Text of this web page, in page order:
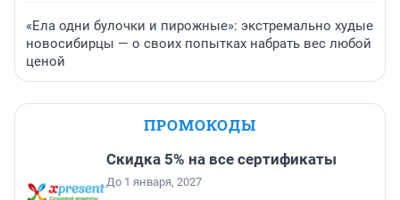
«Ела одни булочки и пирожные»: экстремально худые
новосибирцы — о своих попытках набрать вес любой
ценой
ПРОМОКОДЫ
Скидка 5% на все сертификаты
До 1 января, 2027